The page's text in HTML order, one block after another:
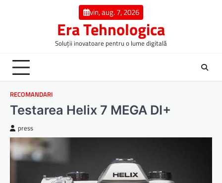
vin, aug. 7, 2026
Era Tehnologica
Soluții inovatoare pentru o lume digitală
RECOMANDARI
Testarea Helix 7 MEGA DI+
press